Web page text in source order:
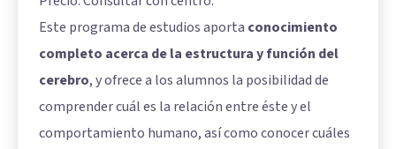
Este programa de estudios aporta conocimiento
completo acerca de la estructura y función del
cerebro, y ofrece a los alumnos la posibilidad de
comprender cuál es la relación entre éste y el
comportamiento humano, así como conocer cuáles